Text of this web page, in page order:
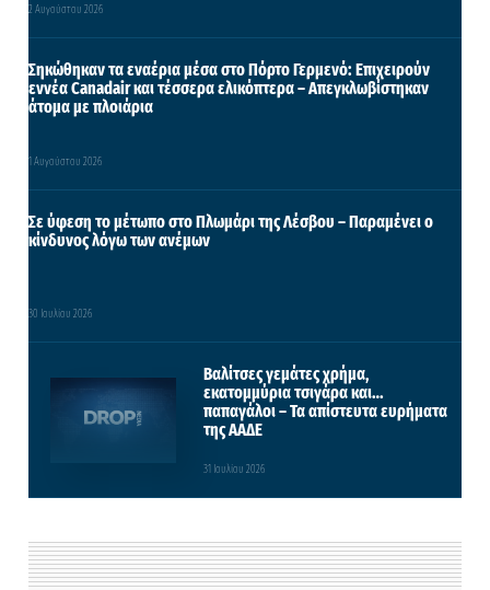
2 Αυγούστου 2026
Σηκώθηκαν τα εναέρια μέσα στο Πόρτο Γερμενό: Επιχειρούν
εννέα Canadair και τέσσερα ελικόπτερα – Απεγκλωβίστηκαν
άτομα με πλοιάρια
1 Αυγούστου 2026
Σε ύφεση το μέτωπο στο Πλωμάρι της Λέσβου – Παραμένει ο
κίνδυνος λόγω των ανέμων
30 Ιουλίου 2026
Βαλίτσες γεμάτες χρήμα,
εκατομμύρια τσιγάρα και…
παπαγάλοι – Τα απίστευτα ευρήματα
της ΑΑΔΕ
31 Ιουλίου 2026